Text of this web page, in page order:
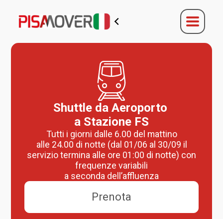
Shuttle da Aeroporto
a Stazione FS
Tutti i giorni dalle 6.00 del mattino
alle 24.00 di notte (dal 01/06 al 30/09 il
servizio termina alle ore 01:00 di notte) con
frequenze variabili
a seconda dell’affluenza
Prenota